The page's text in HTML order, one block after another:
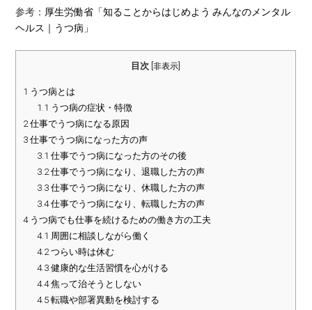
参考： 厚生労働省「知ることからはじめよう みんなのメンタル
ヘルス｜うつ病」
目次 [非表示
1 うつ病とは
1.1 うつ病の症状・特徴
2仕事でうつ病になる原因
3 仕事でうつ病になった方の声
3.1 仕事でうつ病になった方のその後
3.2仕事でうつ病になり、退職した方の声
3.3 仕事でうつ病になり、休職した方の声
3.4仕事でうつ病になり、転職した方の声
4うつ病でも仕事を続けるための働き方の工夫
4.1 周囲に相談しながら働く
4.2つらい時は休む
4.3 健康的な生活習慣を心がける
4.4焦って治そうとしない
4.5 転職や部署異動を検討する